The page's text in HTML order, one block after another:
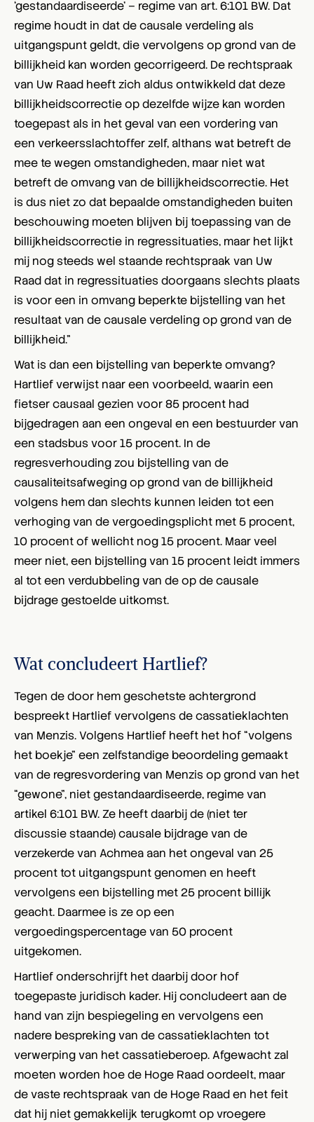
‘gestandaardiseerde’ – regime van art. 6:101 BW. Dat
regime houdt in dat de causale verdeling als
uitgangspunt geldt, die vervolgens op grond van de
billijkheid kan worden gecorrigeerd. De rechtspraak
van Uw Raad heeft zich aldus ontwikkeld dat deze
billijkheidscorrectie op dezelfde wijze kan worden
toegepast als in het geval van een vordering van
een verkeersslachtoffer zelf, althans wat betreft de
mee te wegen omstandigheden, maar niet wat
betreft de omvang van de billijkheidscorrectie. Het
is dus niet zo dat bepaalde omstandigheden buiten
beschouwing moeten blijven bij toepassing van de
billijkheidscorrectie in regressituaties, maar het lijkt
mij nog steeds wel staande rechtspraak van Uw
Raad dat in regressituaties doorgaans slechts plaats
is voor een in omvang beperkte bijstelling van het
resultaat van de causale verdeling op grond van de
billijkheid.”
Wat is dan een bijstelling van beperkte omvang?
Hartlief verwijst naar een voorbeeld, waarin een
fietser causaal gezien voor 85 procent had
bijgedragen aan een ongeval en een bestuurder van
een stadsbus voor 15 procent. In de
regresverhouding zou bijstelling van de
causaliteitsafweging op grond van de billijkheid
volgens hem dan slechts kunnen leiden tot een
verhoging van de vergoedingsplicht met 5 procent,
10 procent of wellicht nog 15 procent. Maar veel
meer niet, een bijstelling van 15 procent leidt immers
al tot een verdubbeling van de op de causale
bijdrage gestoelde uitkomst.
Wat concludeert Hartlief?
Tegen de door hem geschetste achtergrond
bespreekt Hartlief vervolgens de cassatieklachten
van Menzis. Volgens Hartlief heeft het hof “volgens
het boekje” een zelfstandige beoordeling gemaakt
van de regresvordering van Menzis op grond van het
“gewone”, niet gestandaardiseerde, regime van
artikel 6:101 BW. Ze heeft daarbij de (niet ter
discussie staande) causale bijdrage van de
verzekerde van Achmea aan het ongeval van 25
procent tot uitgangspunt genomen en heeft
vervolgens een bijstelling met 25 procent billijk
geacht. Daarmee is ze op een
vergoedingspercentage van 50 procent
uitgekomen.
Hartlief onderschrijft het daarbij door hof
toegepaste juridisch kader. Hij concludeert aan de
hand van zijn bespiegeling en vervolgens een
nadere bespreking van de cassatieklachten tot
verwerping van het cassatieberoep. Afgewacht zal
moeten worden hoe de Hoge Raad oordeelt, maar
de vaste rechtspraak van de Hoge Raad en het feit
dat hij niet gemakkelijk terugkomt op vroegere